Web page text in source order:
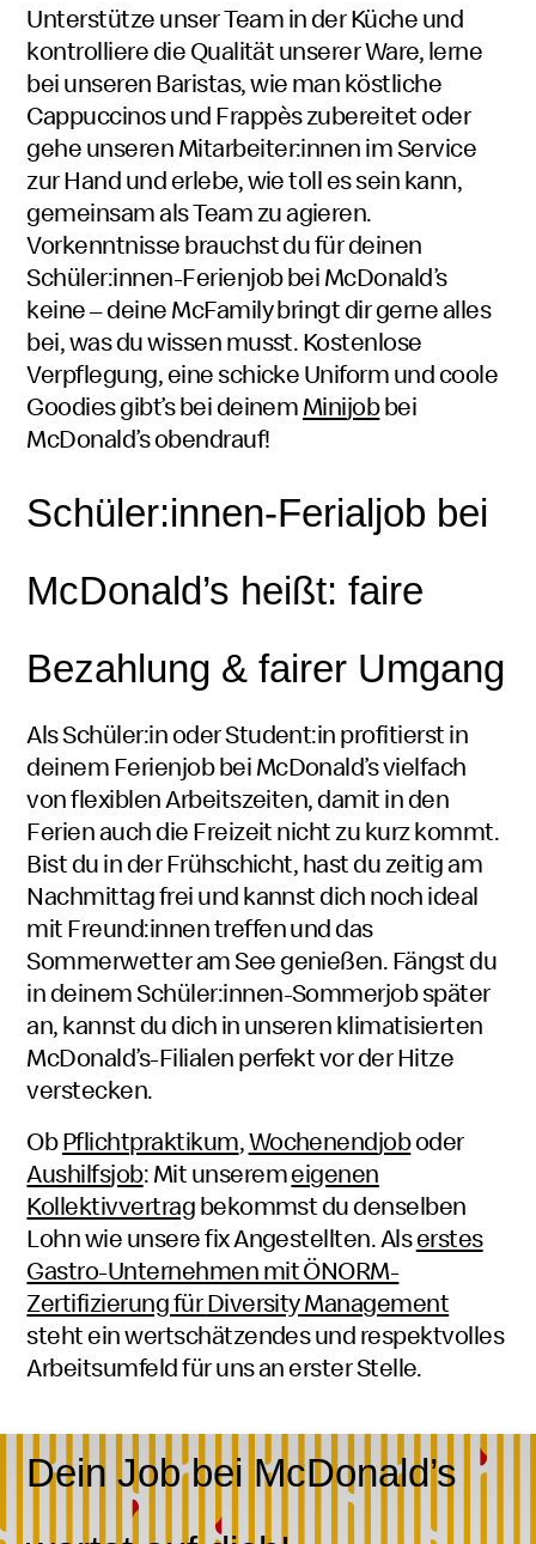
Unterstütze unserTeamin der Küche und
kontrolliere die Qualität unserer Ware, lerne
bei unserenBaristas, wie man köstliche
CappuccinosundFrappèszubereitet oder
gehe unserenMitarbeiter:innenMitarbeitern
und
im Service
zur Hand und erlebe, wie toll es sein kann,
gemeinsam alsTeamzu agieren.
Vorkenntnisse brauchst du für deinen
Schüler:innenSchüler
beziehungsweise
Schülerinnen
-FerienjobbeiMcDonald’s
keine – deineMcFamilybringt dir gerne alles
bei, was du wissen musst. Kostenlose
Verpflegung, eine schicke Uniform und coole
Goodiesgibt’s bei deinemMinijobbei
McDonald’sobendrauf!
Schüler:innenSchüler
Schülerinnen
-Ferialjob bei
McDonald’s heißt: faire
Bezahlung & fairer Umgang
AlsSchüler:inSchüler
oder
Schülerin
oderStudent:inStudent
oder
Studentin
profitierst in
deinem FerienjobbeiMcDonald’svielfach
von flexiblen Arbeitszeiten, damit in den
Ferien auch die Freizeit nicht zu kurz kommt.
Bist du in der Frühschicht, hast du zeitig am
Nachmittag frei und kannst dich noch ideal
mitFreund:innenFreunden
und
Freundinnen
treffen und das
Sommerwetter am See genießen. Fängst du
in deinemSchüler:innenSchüler
beziehungsweise
Schülerinnen
-Sommerjobspäter
an, kannst du dich in unseren klimatisierten
McDonald’s-Filialen perfekt vor der Hitze
verstecken.
ObPflichtpraktikum,Wochenendjoboder
Aushilfsjob: Mit unseremeigenen
Kollektivvertragbekommst du denselben
Lohn wie unsere fix Angestellten. Alserstes
Gastro-Unternehmen mit ÖNORM-
Zertifizierung fürDiversity Management
steht ein wertschätzendes und respektvolles
Arbeitsumfeld für uns an erster Stelle.
DeinJobbei McDonald’s